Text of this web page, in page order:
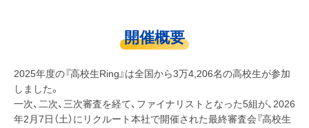
開催概要
2025年度の『高校生Ring』は全国から3万4,206名の高校生が参加
しました。
一次、二次、三次審査を経て、ファイナリストとなった5組が、2026
年2月7日（土）にリクルート本社で開催された最終審査会『高校生